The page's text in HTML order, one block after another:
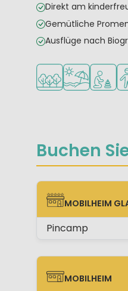
Direkt am
Gemütliche
Ausflüge nach
In waldreicher
Am Strand
Buchen
MOBILHEIM
MOBILHEIM
Pincamp
MOBILHEIM